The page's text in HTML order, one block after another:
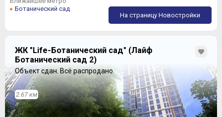
Ботанический сад
На страницу Новостройки
ЖК "Life-Ботанический сад" (Лайф
Ботанический сад 2)
Объект сдан. Всё распродано.
2.67 км